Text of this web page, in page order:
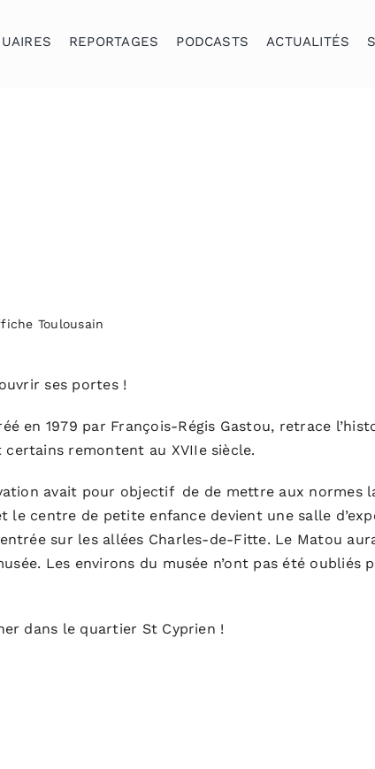
REPORTAGES PODCASTS ACTUALITÉS
Toulousain
ses portes !
en 1979 par François-Régis Gastou, retrace
remontent au XVIIe siècle.
avait pour objectif de de mettre aux normes
le centre de petite enfance devient une salle
sur les allées Charles-de-Fitte. Le Matou
Les environs du musée n’ont pas été
dans le quartier St Cyprien !